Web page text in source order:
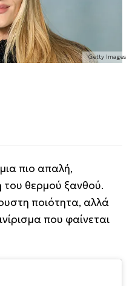
Getty Images
πιο απαλή,
του θερμού ξανθού.
ποιότητα, αλλά
που φαίνεται